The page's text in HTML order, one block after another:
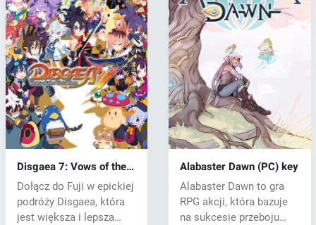
Disgaea 7: Vows of the
Virtueless (PC) key
Dołącz do Fuji w epickiej
podróży Disgaea, która
jest większa i lepsza
Alabaster Dawn (PC) key
Alabaster Dawn to gra
RPG akcji, która bazuje
na sukcesie przeboju